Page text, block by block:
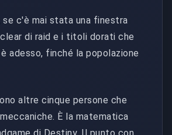
se c'è mai stata una finestra
di raid e i titoli dorati che
adesso, finché la popolazione
altre cinque persone che
È la matematica